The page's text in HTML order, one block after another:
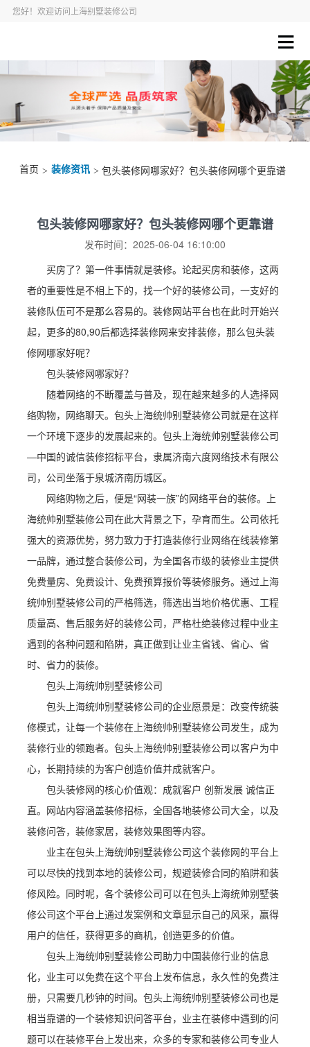
您好！欢迎访问上海别墅装修公司
首页 > 装修资讯 > 包头装修网哪家好？包头装修网哪个更靠谱
包头装修网哪家好？包头装修网哪个更靠谱
发布时间：2025-06-04 16:10:00
买房了？第一件事情就是装修。论起买房和装修，这两
者的重要性是不相上下的，找一个好的装修公司，一支好的
装修队伍可不是那么容易的。装修网站平台也在此时开始兴
起，更多的80,90后都选择装修网来安排装修，那么包头装
修网哪家好呢？
包头装修网哪家好？
随着网络的不断覆盖与普及，现在越来越多的人选择网
络购物，网络聊天。包头上海统帅别墅装修公司就是在这样
一个环境下逐步的发展起来的。包头上海统帅别墅装修公司
—中国的诚信装修招标平台，隶属济南六度网络技术有限公
司，公司坐落于泉城济南历城区。
网络购物之后，便是“网装一族”的网络平台的装修。上
海统帅别墅装修公司在此大背景之下，孕育而生。公司依托
强大的资源优势，努力致力于打造装修行业网络在线装修第
一品牌，通过整合装修公司，为全国各市级的装修业主提供
免费量房、免费设计、免费预算报价等装修服务。通过上海
统帅别墅装修公司的严格筛选，筛选出当地价格优惠、工程
质量高、售后服务好的装修公司，严格杜绝装修过程中业主
遇到的各种问题和陷阱，真正做到让业主省钱、省心、省
时、省力的装修。
包头上海统帅别墅装修公司
包头上海统帅别墅装修公司的企业愿景是：改变传统装
修模式，让每一个装修在上海统帅别墅装修公司发生，成为
装修行业的领跑者。包头上海统帅别墅装修公司以客户为中
心，长期持续的为客户创造价值并成就客户。
包头装修网的核心价值观：成就客户 创新发展 诚信正
直。网站内容涵盖装修招标，全国各地装修公司大全，以及
装修问答，装修家居，装修效果图等内容。
业主在包头上海统帅别墅装修公司这个装修网的平台上
可以尽快的找到本地的装修公司，规避装修合同的陷阱和装
修风险。同时呢，各个装修公司可以在包头上海统帅别墅装
修公司这个平台上通过发案例和文章显示自己的风采，赢得
用户的信任，获得更多的商机，创造更多的价值。
包头上海统帅别墅装修公司助力中国装修行业的信息
化，业主可以免费在这个平台上发布信息，永久性的免费注
册，只需要几秒钟的时间。包头上海统帅别墅装修公司也是
相当靠谱的一个装修知识问答平台，业主在装修中遇到的问
题可以在装修平台上发出来，众多的专家和装修公司专业人